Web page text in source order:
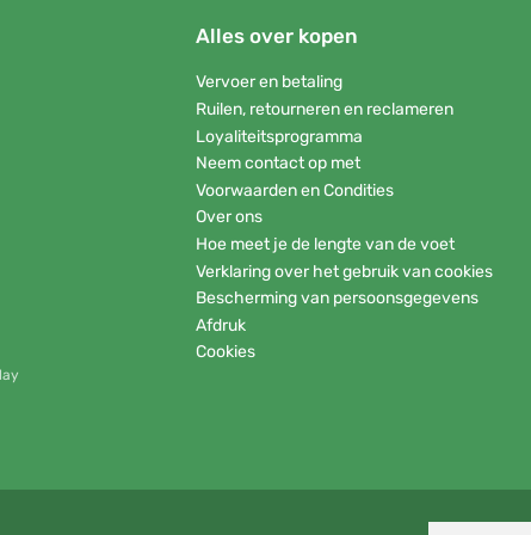
Alles over kopen
Vervoer en betaling
Ruilen, retourneren en reclameren
Loyaliteitsprogramma
Neem contact op met
Voorwaarden en Condities
Over ons
Hoe meet je de lengte van de voet
Verklaring over het gebruik van cookies
Bescherming van persoonsgegevens
Afdruk
Cookies